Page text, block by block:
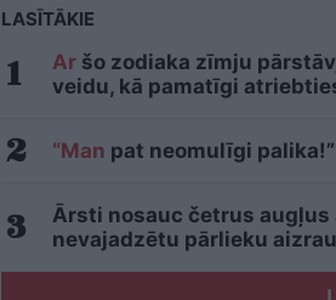
LASĪTĀKIE
Ar šo zodiaka zīmju
veidu, kā pamatīgi
“Man pat neomulīgi
Ārsti nosauc četrus augļus
nevajadzētu pārlieku